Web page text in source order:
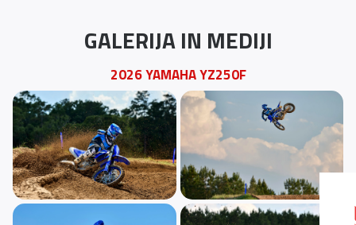
GALERIJA IN MEDIJI
2026 YAMAHA YZ250F